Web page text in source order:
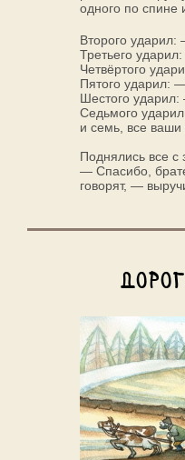
одного по спине
Второго ударил:
Третьего
Четвёртого
Пятого ударил:
Шестого
Седьмого
и семь, все ваши
Поднялись все с
— Спасибо,
говорят, —